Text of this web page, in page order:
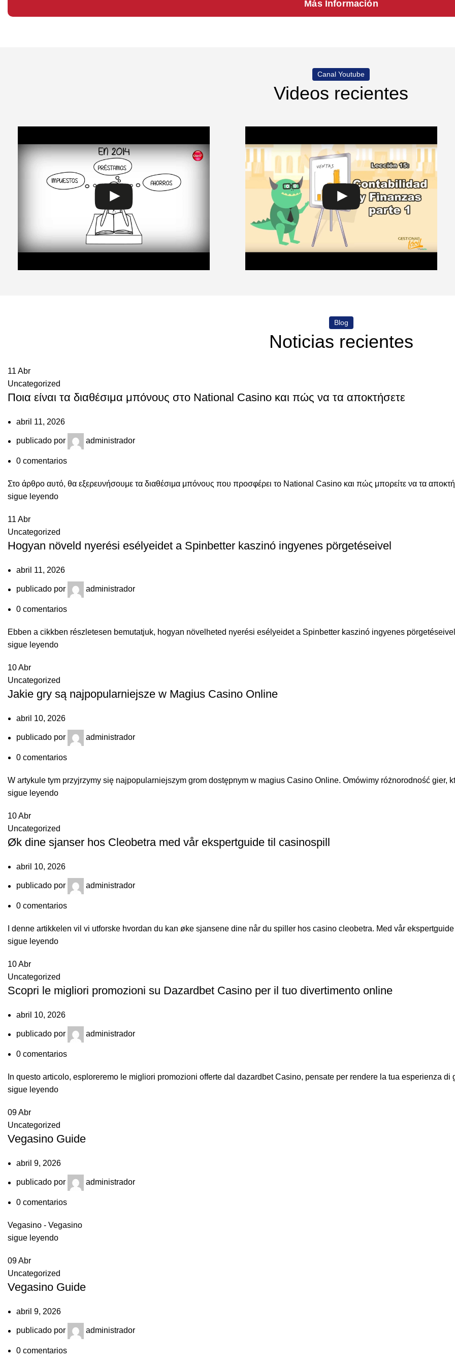
Más Información
Canal Youtube
Videos recientes
Blog
Noticias recientes
11 Abr
Uncategorized
Ποια είναι τα διαθέσιμα μπόνους στο National Casino και πώς να τα αποκτήσετε
abril 11, 2026
publicado por administrador
0 comentarios
Στο άρθρο αυτό, θα εξερευνήσουμε τα διαθέσιμα μπόνους που προσφέρει το National Casino και πώς μπορείτε να τα
sigue leyendo
11 Abr
Uncategorized
Hogyan növeld nyerési esélyeidet a Spinbetter kaszinó ingyenes pörgetéseivel
abril 11, 2026
publicado por administrador
0 comentarios
Ebben a cikkben részletesen bemutatjuk, hogyan növelheted nyerési esélyeidet a Spinbetter kaszinó ingyenes
sigue leyendo
10Abr
Uncategorized
Jakie gry są najpopularniejsze w Magius Casino Online
abril 10, 2026
publicado por administrador
0 comentarios
W artykule tym przyjrzymy się najpopularniejszym grom dostępnym w magius Casino Online. Omówimy różnorodność gier,
sigue leyendo
10Abr
Uncategorized
Øk dine sjanser hos Cleobetra med vår ekspertguide til casinospill
abril 10, 2026
publicado por administrador
0 comentarios
I denne artikkelen vil vi utforske hvordan du kan øke sjansene dine når du spiller hos casino cleobetra. Med vår
sigue leyendo
10Abr
Uncategorized
Scopri le migliori promozioni su Dazardbet Casino per il tuo divertimento online
abril 10, 2026
publicado por administrador
0 comentarios
In questo articolo, esploreremo le migliori promozioni offerte dal dazardbet Casino, pensate per rendere la tua esperienza di
sigue leyendo
09Abr
Uncategorized
Vegasino Guide
abril 9, 2026
publicado por administrador
0 comentarios
Vegasino - Vegasino
sigue leyendo
09Abr
Uncategorized
Vegasino Guide
abril 9, 2026
publicado por administrador
0 comentarios